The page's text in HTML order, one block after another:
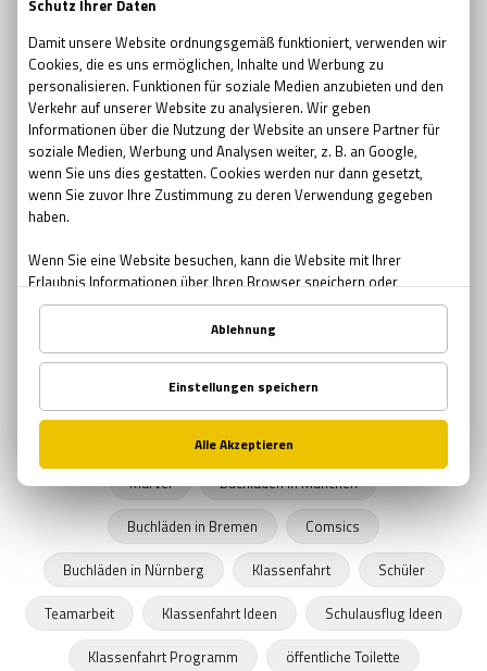
escape room movie
no escape room
escape room 2017
Ostern
Ostern in Bremen
Ostern in München
Ostern in Nürnberg
Teambuilding
Teambuilding Möglichkeiten Bremen
Teambuilding Möglichkeiten Nürnberg
Muttertag
Geschenke zum Muttertag
Mutter-Tochter Aktivitäten Nürnberg
Mutter-Tochter Aktivitäten Bremen
Mutter-Tochter Aktivitäten München
Marvel
Buchläden in München
Buchläden in Bremen
Comsics
Buchläden in Nürnberg
Klassenfahrt
Schüler
Teamarbeit
Klassenfahrt Ideen
Schulausflug Ideen
Klassenfahrt Programm
öffentliche Toilette